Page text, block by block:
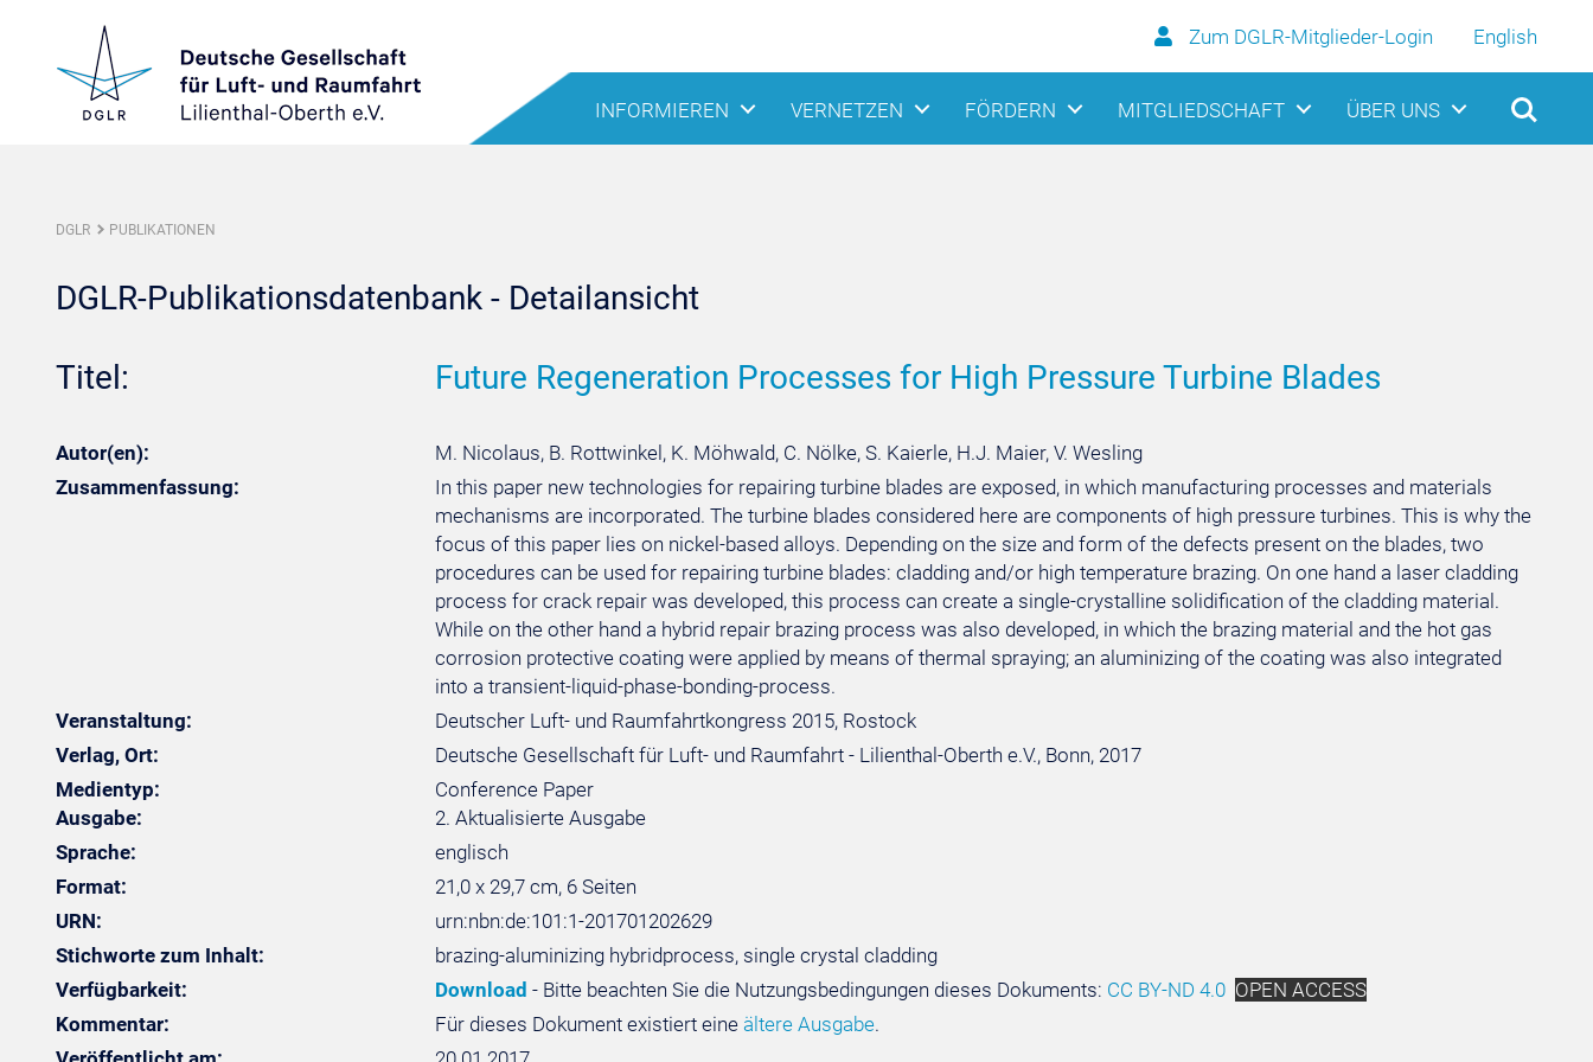
Zum DGLR-Mitglieder-Login English
INFORMIEREN VERNETZEN FÖRDERN MITGLIEDSCHAFT ÜBER UNS
DGLR PUBLIKATIONEN
DGLR-Publikationsdatenbank - Detailansicht
Titel: Future Regeneration Processes for High Pressure Turbine Blades
Autor(en):
M. Nicolaus, B. Rottwinkel, K. Möhwald, C. Nölke, S. Kaierle, H.J. Maier, V. Wesling
Zusammenfassung:
In this paper new technologies for repairing turbine blades are exposed, in which manufacturing processes and materials
mechanisms are incorporated. The turbine blades considered here are components of high pressure turbines. This is why the
focus of this paper lies on nickel-based alloys. Depending on the size and form of the defects present on the blades, two
procedures can be used for repairing turbine blades: cladding and/or high temperature brazing. On one hand a laser cladding
process for crack repair was developed, this process can create a single-crystalline solidification of the cladding material.
While on the other hand a hybrid repair brazing process was also developed, in which the brazing material and the hot gas
corrosion protective coating were applied by means of thermal spraying; an aluminizing of the coating was also integrated
into a transient-liquid-phase-bonding-process.
Veranstaltung:
Deutscher Luft- und Raumfahrtkongress 2015, Rostock
Verlag, Ort:
Deutsche Gesellschaft für Luft- und Raumfahrt - Lilienthal-Oberth e.V., Bonn, 2017
Medientyp:
Conference Paper
Ausgabe:
2. Aktualisierte Ausgabe
Sprache:
englisch
Format:
21,0 x 29,7 cm, 6 Seiten
URN:
urn:nbn:de:101:1-201701202629
Stichworte zum Inhalt:
brazing-aluminizing hybridprocess, single crystal cladding
Verfügbarkeit:
Download - Bitte beachten Sie die Nutzungsbedingungen dieses Dokuments: CC BY-ND 4.0 OPEN ACCESS
Kommentar:
Für dieses Dokument existiert eine ältere Ausgabe.